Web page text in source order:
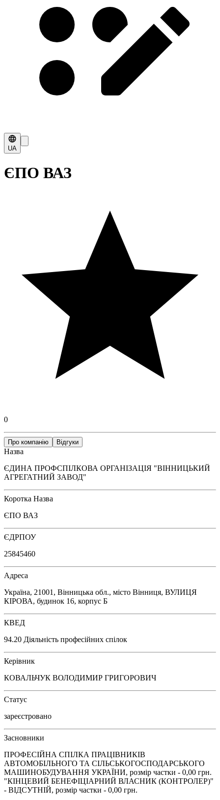
UA
ЄПО ВАЗ
0
Про компанію Відгуки
Назва
ЄДИНА ПРОФСПІЛКОВА ОРГАНІЗАЦІЯ "ВІННИЦЬКИЙ
АГРЕГАТНИЙ ЗАВОД"
Коротка Назва
ЄПО ВАЗ
ЄДРПОУ
25845460
Адреса
Україна, 21001, Вінницька обл., місто Вінниця, ВУЛИЦЯ
КІРОВА, будинок 16, корпус Б
КВЕД
94.20 Діяльність професійних спілок
Керівник
КОВАЛЬЧУК ВОЛОДИМИР ГРИГОРОВИЧ
Статус
зареєстровано
Засновники
ПРОФЕСІЙНА СПІЛКА ПРАЦІВНИКІВ
АВТОМОБІЛЬНОГО ТА СІЛЬСЬКОГОСПОДАРСЬКОГО
МАШИНОБУДУВАННЯ УКРАЇНИ, розмір частки - 0,00 грн.
"КІНЦЕВИЙ БЕНЕФІЦІАРНИЙ ВЛАСНИК (КОНТРОЛЕР)"
- ВІДСУТНІЙ, розмір частки - 0,00 грн.